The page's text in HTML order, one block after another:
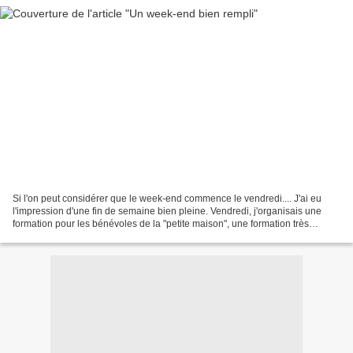
Si l'on peut considérer que le week-end commence le vendredi.... J'ai eu
l'impression d'une fin de semaine bien pleine. Vendredi, j'organisais une
formation pour les bénévoles de la "petite maison", une formation très